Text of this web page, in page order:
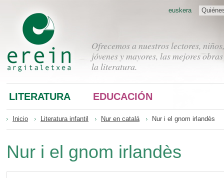
Ofrecemos a nuestros lectores, niños,
jóvenes y mayores, las mejores
la literatura.
euskera
LITERATURA EDUCACIÓN
Inicio Literatura infantil Nur en catalá Nur i el gnom irlandès
Nur i el gnom irlandès